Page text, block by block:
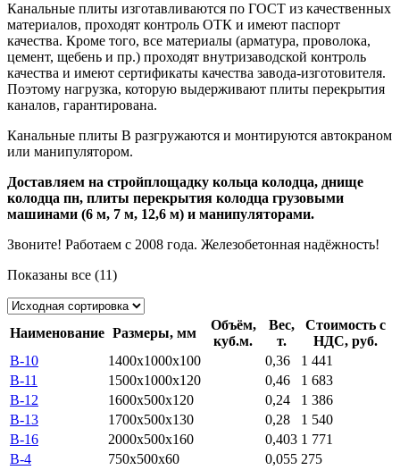
Канальные плиты изготавливаются по ГОСТ из качественных
материалов, проходят контроль ОТК и имеют паспорт
качества. Кроме того, все материалы (арматура, проволока,
цемент, щебень и пр.) проходят внутризаводской контроль
качества и имеют сертификаты качества завода-изготовителя.
Поэтому нагрузка, которую выдерживают плиты перекрытия
каналов, гарантирована.
Канальные плиты В разгружаются и монтируются автокраном
или манипулятором.
Доставляем на стройплощадку кольца колодца, днище
колодца пн, плиты перекрытия колодца грузовыми
машинами (6 м, 7 м, 12,6 м) и манипуляторами.
Звоните! Работаем с 2008 года. Железобетонная надёжность!
Показаны все (11)
Наименование Размеры, мм
Объём,
куб.м.
Вес,
т.
Стоимость с
НДС, руб.
В-10
1400x1000x100 0,36
1 441
В-11
1500x1000x120 0,46
1 683
В-12
1600x500x120 0,24
1 386
В-13
1700x500x130 0,28
1 540
В-16
2000x500x160 0,403 1 771
В-4
750x500x60 0,055 275